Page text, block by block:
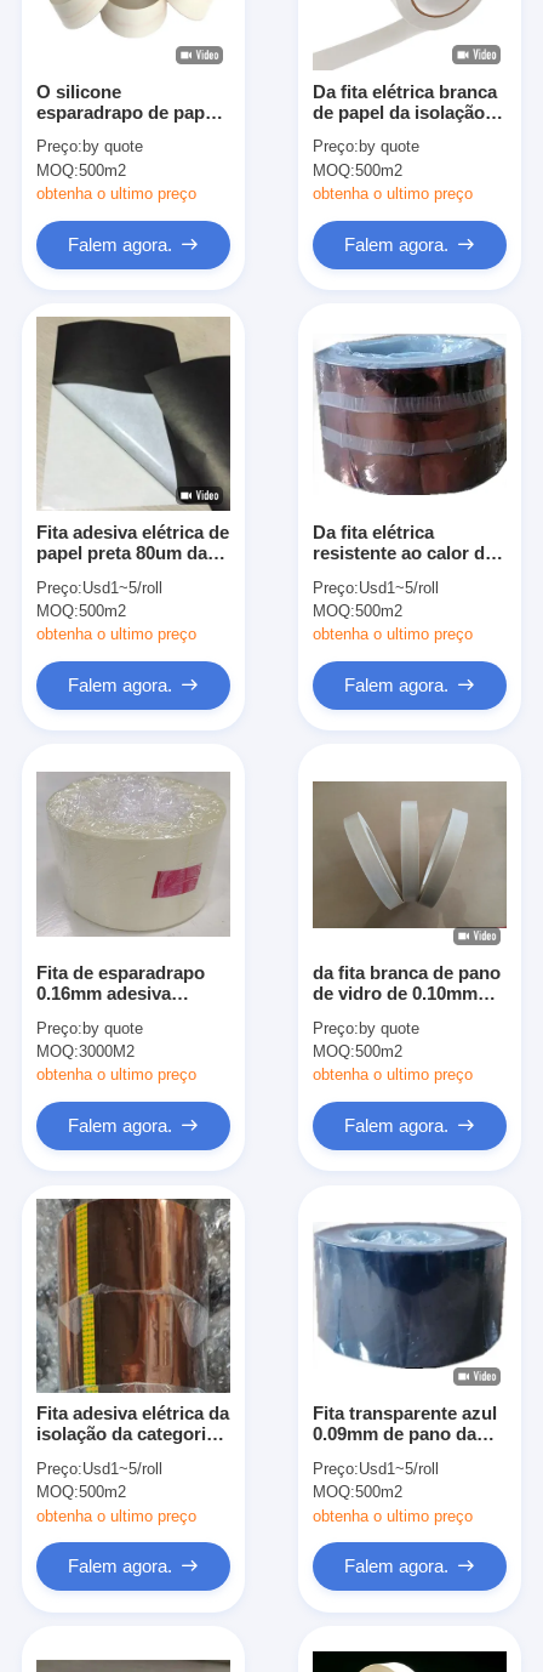
Excursão da fábrica
Contacte-nos
Fita adesiva da isolação
Fita da isolação de pano de vidro
Fita resistente ao calor da isolação
Fita adesiva de pano de vidro
Fita adesiva do filme do Polyimide
Fita de esparadrapo da folha de alumínio
Fita de pano de vidro da folha de alumínio
Papel Kraft Folhado
Pano da fibra de vidro da folha de alumínio
Fita adesiva de pano
Fita adesiva tomada partido dobro
Fita adesiva do ANIMAL DE ESTIMAÇÃO
Carcaça de investimento da precisão
Tabela de isolamento elétrico
O silicone
esparadrapo de papel
de Aramid classifica a
isolação elétrica T410
de Nomex
Preço: by quote
MOQ:500m2
obtenha o ultimo preço
Falem agora.
Da fita elétrica branca
de papel da isolação
transformador cor
natural
Preço: by quote
MOQ:500m2
obtenha o ultimo preço
Falem agora.
Fita adesiva elétrica de
papel preta 80um da
Preço:Usd1~5/roll
MOQ:500m2
obtenha o ultimo preço
Falem agora.
Da fita elétrica
resistente ao calor da
de H o único lado não
revestiu nenhuma
isolação elétrica de
Preço:Usd1~5/roll
MOQ:500m2
obtenha o ultimo preço
Falem agora.
Fita de esparadrapo
0.16mm adesiva
vidro da fita da
isolação
Preço:by quote
MOQ:3000M2
obtenha o ultimo preço
Falem agora.
da fita branca de pano
de vidro de 0.10mm
de Aramid
Preço:by quote
MOQ:500m2
obtenha o ultimo preço
Falem agora.
Fita adesiva elétrica da
isolação da categoria
filme
Preço:Usd1~5/roll
MOQ:500m2
obtenha o ultimo preço
Falem agora.
Fita transparente azul
0.09mm de pano da
DE ESTIMAÇÃO
resistente ao calor
Preço:Usd1~5/roll
MOQ:500m2
obtenha o ultimo preço
Falem agora.